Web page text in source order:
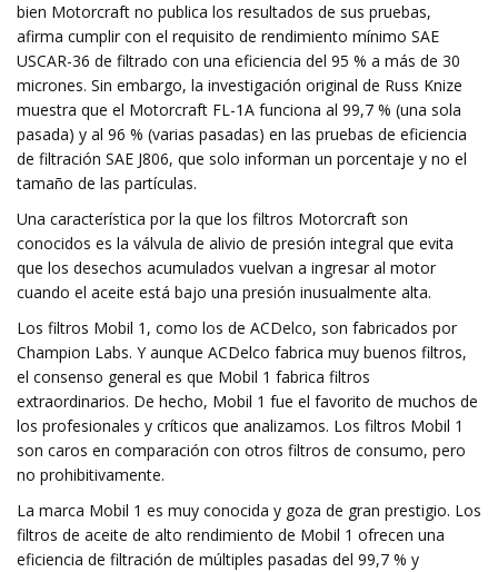
bien Motorcraft no publica los resultados de sus pruebas,
afirma cumplir con el requisito de rendimiento mínimo SAE
USCAR-36 de filtrado con una eficiencia del 95 % a más de 30
micrones. Sin embargo, la investigación original de Russ Knize
muestra que el Motorcraft FL-1A funciona al 99,7 % (una sola
pasada) y al 96 % (varias pasadas) en las pruebas de eficiencia
de filtración SAE J806, que solo informan un porcentaje y no el
tamaño de las partículas.
Una característica por la que los filtros Motorcraft son
conocidos es la válvula de alivio de presión integral que evita
que los desechos acumulados vuelvan a ingresar al motor
cuando el aceite está bajo una presión inusualmente alta.
Los filtros Mobil 1, como los de ACDelco, son fabricados por
Champion Labs. Y aunque ACDelco fabrica muy buenos filtros,
el consenso general es que Mobil 1 fabrica filtros
extraordinarios. De hecho, Mobil 1 fue el favorito de muchos de
los profesionales y críticos que analizamos. Los filtros Mobil 1
son caros en comparación con otros filtros de consumo, pero
no prohibitivamente.
La marca Mobil 1 es muy conocida y goza de gran prestigio. Los
filtros de aceite de alto rendimiento de Mobil 1 ofrecen una
eficiencia de filtración de múltiples pasadas del 99,7 % y